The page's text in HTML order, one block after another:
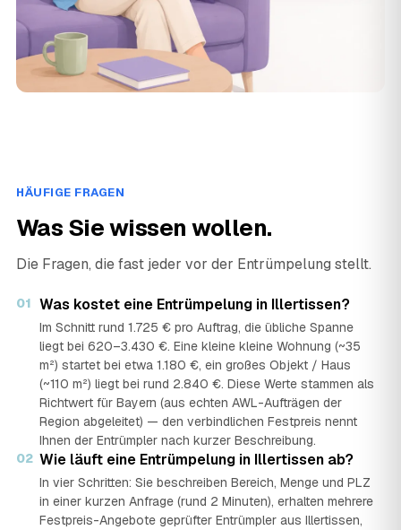
HÄUFIGE FRAGEN
Was Sie wissen wollen.
Die Fragen, die fast jeder vor der Entrümpelung stellt.
01 Was kostet eine Entrümpelung in Illertissen?
Im Schnitt rund 1.725 € pro Auftrag, die übliche Spanne
liegt bei 620–3.430 €. Eine kleine kleine Wohnung (~35
m²) startet bei etwa 1.180 €, ein großes Objekt / Haus
(~110 m²) liegt bei rund 2.840 €. Diese Werte stammen als
Richtwert für Bayern (aus echten AWL-Aufträgen der
Region abgeleitet) — den verbindlichen Festpreis nennt
Ihnen der Entrümpler nach kurzer Beschreibung.
02 Wie läuft eine Entrümpelung in Illertissen ab?
In vier Schritten: Sie beschreiben Bereich, Menge und PLZ
in einer kurzen Anfrage (rund 2 Minuten), erhalten mehrere
Festpreis-Angebote geprüfter Entrümpler aus Illertissen,